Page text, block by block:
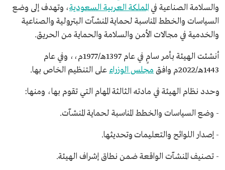
والسلامة الصناعية في المملكة العربية السعودية، وتهدف إلى وضع
السياسات والخطط المناسبة لحماية المنشآت البترولية والصناعية
والخدمية في مجالات الأمن والسلامة والحماية من الحريق.
أنشئت الهيئة بأمر سامٍ في عام 1397هـ/1977م،، وفي عام
1443هـ/2022م وافق
مجلس الوزراءعلى التنظيم الخاص بها.
وحدد نظام الهيئة في مادته الثالثة المهام التي تقوم بها، ومنها:
- وضع السياسات والخطط المناسبة لحماية المنشآت.
- إصدار اللوائح والتعليمات وتحديثها.
- تصنيف المنشآت الواقعة ضمن نطاق إشراف الهيئة.